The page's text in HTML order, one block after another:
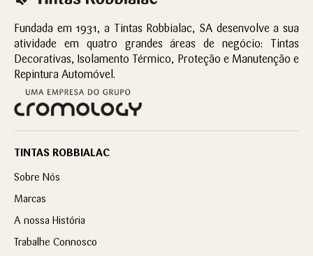
Fundada em 1931, a Tintas Robbialac, SA desenvolve a sua
atividade em quatro grandes áreas de negócio: Tintas
Decorativas, Isolamento Térmico, Proteção e Manutenção e
Repintura Automóvel.
TINTAS ROBBIALAC
Sobre Nós
Marcas
A nossa História
Trabalhe Connosco